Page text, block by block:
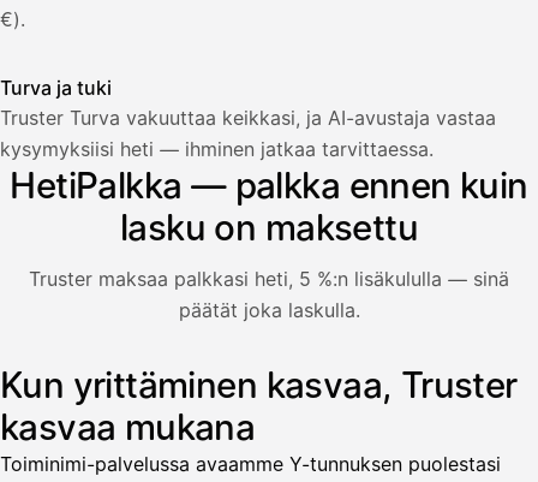
€).
Turva ja tuki
Truster Turva vakuuttaa keikkasi, ja AI-avustaja vastaa
kysymyksiisi heti — ihminen jatkaa tarvittaessa.
HetiPalkka — palkka ennen kuin
lasku on maksettu
Truster maksaa palkkasi heti, 5 %:n lisäkululla — sinä
päätät joka laskulla.
Kuvitus: käyttäjä nostaa palkan laskusta, jota asiakas ei
Palkka
Lasku · Acme Oy
Odottaa maksua
Nosta palkkaa
Bruttopalkka
Ennakonpidätys
Palkka maksussa
Kun yrittäminen kasvaa, Truster
kasvaa mukana
Toiminimi-palvelussa avaamme Y-tunnuksen puolestasi